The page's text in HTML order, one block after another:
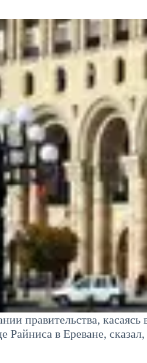
правительства, касаясь
Райниса в Ереване,